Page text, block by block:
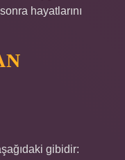
hayatlarını
gibidir: